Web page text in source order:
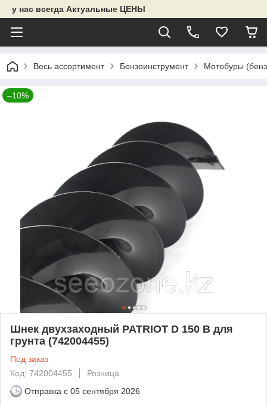
у нас всегда Актуальные ЦЕНЫ
Весь ассортимент Бензоинструмент Мотобуры
–10%
Шнек двухзаходный PATRIOT D 150 B для
грунта (742004455)
Под заказ
Код: 742004455
Розница
Отправка с 05 сентября 2026